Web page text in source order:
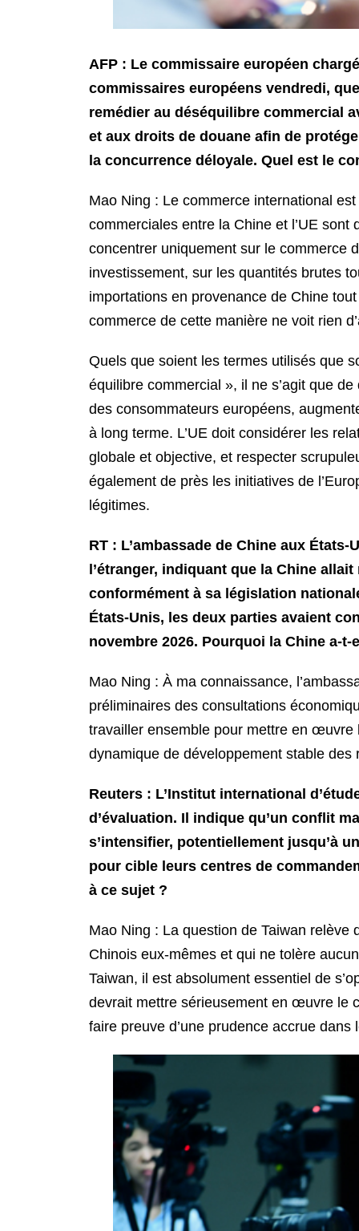
AFP : Le commissaire européen
commissaires européens vendredi,
remédier au déséquilibre commercial
et aux droits de douane afin de
la concurrence déloyale. Quel est le
Mao Ning : Le commerce international
commerciales entre la Chine et l’UE
concentrer uniquement sur le commerce
investissement, sur les quantités brutes
importations en provenance de Chine
commerce de cette manière ne voit rien
Quels que soient les termes utilisés que
équilibre commercial », il ne s’agit que
des consommateurs européens,
à long terme. L’UE doit considérer les
globale et objective, et respecter
également de près les initiatives de
légitimes.
RT : L’ambassade de Chine aux
l’étranger, indiquant que la Chine
conformément à sa législation
États-Unis, les deux parties avaient
novembre 2026. Pourquoi la Chine a-
Mao Ning : À ma connaissance,
préliminaires des consultations
travailler ensemble pour mettre en œuvre
dynamique de développement stable
Reuters : L’Institut international
d’évaluation. Il indique qu’un conflit
s’intensifier, potentiellement jusqu’à
pour cible leurs centres de
à ce sujet ?
Mao Ning : La question de Taiwan
Chinois eux-mêmes et qui ne tolère
Taiwan, il est absolument essentiel de
devrait mettre sérieusement en œuvre le
faire preuve d’une prudence accrue